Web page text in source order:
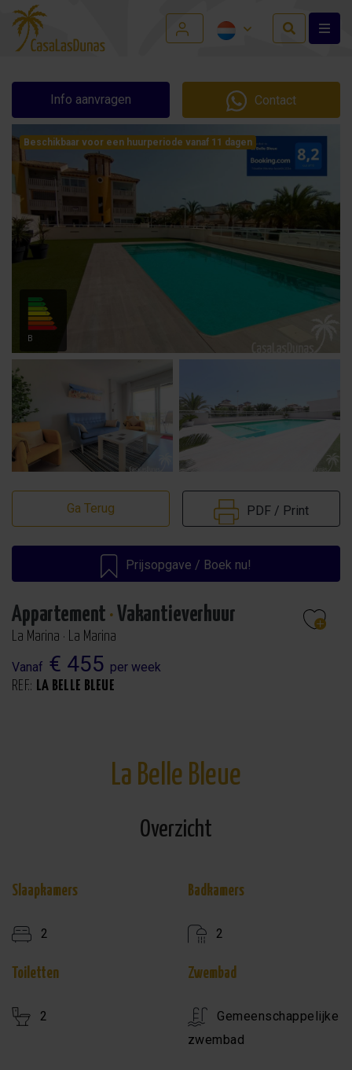
Info aanvragen Contact
Beschikbaar voor een huurperiode vanaf 11 dagen
B
Ga Terug PDF / Print
Prijsopgave / Boek nu!
Appartement · Vakantieverhuur
La Marina · La Marina
Vanaf € 455 per week
REF.: LA BELLE BLEUE
La Belle Bleue
Overzicht
Slaapkamers
2
Badkamers
2
Toiletten
2
Zwembad
Gemeenschappelijke
zwembad